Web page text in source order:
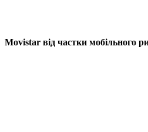
Movistar від частки мобільного